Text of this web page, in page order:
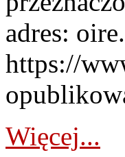
adres:
https://
Więcej...